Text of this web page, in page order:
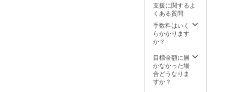
支援に関するよ
くある質問
手数料はいく
らかかります
か？
目標金額に届
かなかった場
合どうなりま
すか？